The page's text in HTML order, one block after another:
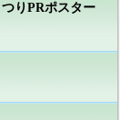
りPRポスター